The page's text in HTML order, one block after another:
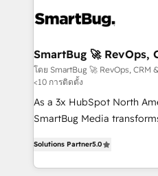
accreditations
stalling growth. Fix your
Scalable Architecture:
across all Hubs, validated
Accreditations. AI-Powered RevOps: Breeze AI,
custom AI agents, and
total reporting clarity. Security & Compliance: SOC 2
security. 🏆 Why Bluleadz? GTM OS Partner | 16+
Years Experience | 1,000+
SmartBug 🚀 RevOps,
Experts
โดย SmartBug 🚀 RevOps, CRM
<10 การติดตั้ง
As a 3x HubSpot North
SmartBug Media
includes specialized
Software) and Point
Solutions Partner5.0